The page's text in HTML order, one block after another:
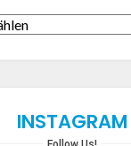
INSTAGRAM